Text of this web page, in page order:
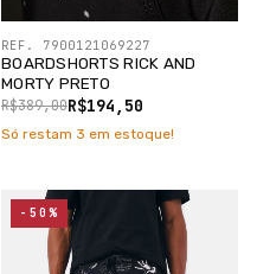
BOARDSHORTS RICK AND
MORTY PRETO
R$194,50
R$389,00
REF. 7900121069227
Só restam 3 em estoque!
-50%